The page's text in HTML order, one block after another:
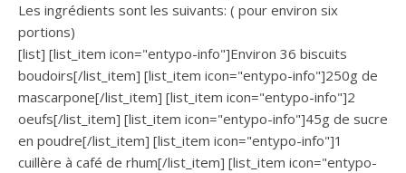
Les ingrédients sont les suivants: ( pour environ six
portions)
[list] [list_item icon="entypo-info"]Environ 36 biscuits
boudoirs[/list_item] [list_item icon="entypo-info"]250g de
mascarpone[/list_item] [list_item icon="entypo-info"]2
oeufs[/list_item] [list_item icon="entypo-info"]45g de sucre
en poudre[/list_item] [list_item icon="entypo-info"]1
cuillère à café de rhum[/list_item] [list_item icon="entypo-